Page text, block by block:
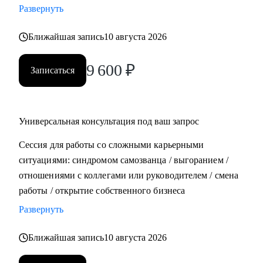
• Составить план роста до позиции руководителя
Кому могу помочь:
• Всем, кто хочет строить карьеру за рубежом
• Руководителям и тем, кто хочет дорасти до
управленческих позиций
уровня
Развернуть
Ближайшая запись10 августа 2026
Записаться 9 600 ₽
Универсальная консультация под ваш запрос
Сессия для работы со сложными карьерными
ситуациями: синдромом самозванца / выгоранием /
отношениями с коллегами или руководителем / смена
работы / открытие собственного бизнеса
Развернуть
Ближайшая запись10 августа 2026